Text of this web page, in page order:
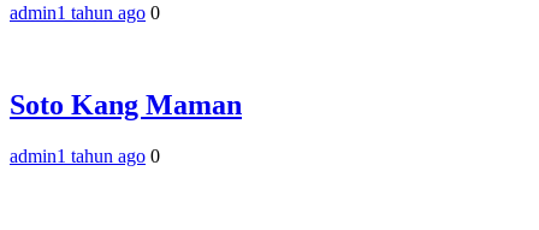
admin1 tahun ago 0
Soto Kang Maman
admin1 tahun ago 0